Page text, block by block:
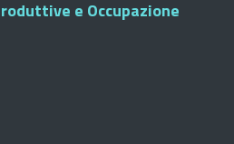
e Occupazione